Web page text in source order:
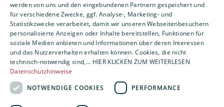
werden von uns und den eingebundenen Partnern gespeichert und
für verschiedene Zwecke, ggf. Analyse-, Marketing- und
Statistikzwecke verarbeitet, damit wir unseren Webseitenbesuchern
personalisierte Anzeigen oder Inhalte bereitstellen, Funktionen für
soziale Medien anbieten und Informationen über deren Interessen
und das Nutzerverhalten erhalten können. Cookies, die nicht
technisch-notwendig sind,... HIER KLICKEN ZUM WEITERLESEN
Datenschutzhinweise
NOTWENDIGE COOKIES
PERFORMANCE